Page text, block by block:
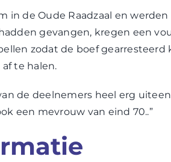
in de Oude Raadzaal en
gevangen, kregen een
zodat de boef gearresteerd
te halen.
de deelnemers heel erg
een mevrouw van eind 70..”